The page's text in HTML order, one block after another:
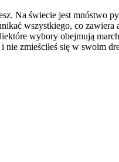
Na świecie jest mnóstwo
wszystkiego, co
wybory obejmują
zmieściłeś się w swoim